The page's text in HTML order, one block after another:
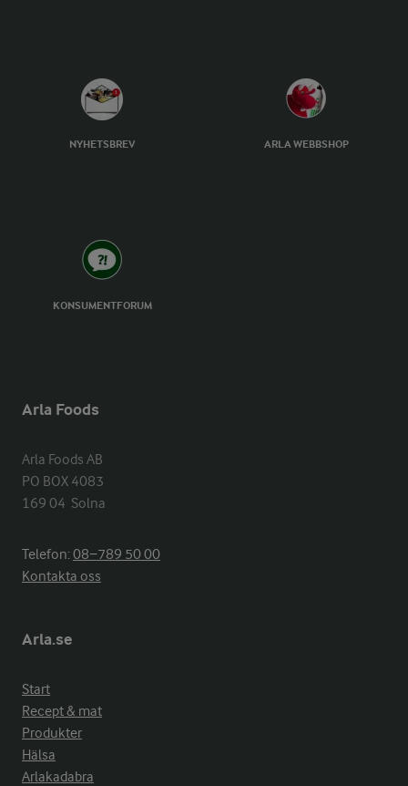
NYHETSBREV ARLA WEBBSHOP
KONSUMENTFORUM
Arla Foods
Arla Foods AB
PO BOX 4083
169 04  Solna
Telefon:08−789 50 00
Kontakta oss
Arla.se
Start
Recept & mat
Produkter
Hälsa
Arlakadabra